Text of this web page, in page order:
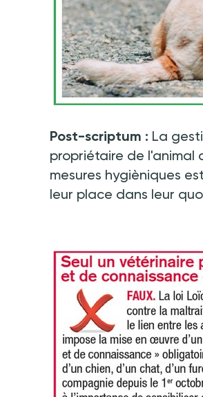
Post-scriptum : La
propriétaire de l'animal
mesures hygièniques
leur place dans leur